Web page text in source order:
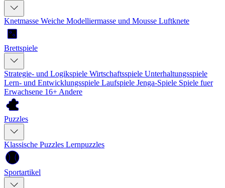
Knetmasse Weiche Modelliermasse und Mousse Luftknete
Brettspiele
Strategie- und Logikspiele Wirtschaftsspiele Unterhaltungsspiele
Lern- und Entwicklungsspiele Laufspiele Jenga-Spiele Spiele fuer
Erwachsene 16+ Andere
Puzzles
Klassische Puzzles Lernpuzzles
Sportartikel